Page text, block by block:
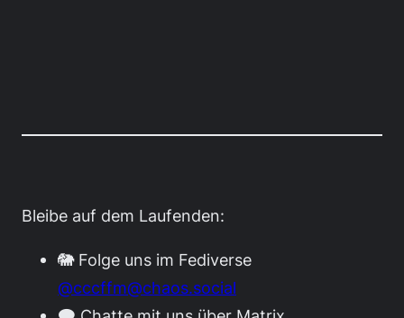
Bleibe auf dem Laufenden:
🐘 Folge uns im Fediverse
@cccffm@chaos.social